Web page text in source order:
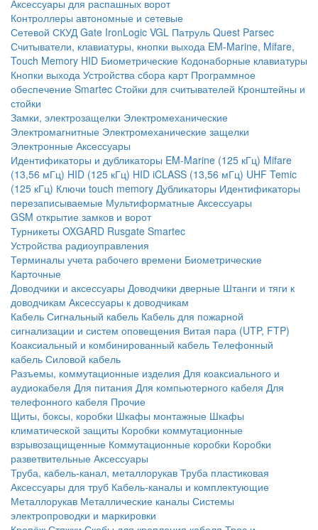
Аксессуары для распашных ворот
Контроллеры автономные и сетевые
Сетевой СКУД Gate IronLogic VGL Патруль Quest Parsec
Считыватели, клавиатуры, кнопки выхода EM-Marine, Mifare,
Touch Memory HID Биометрические Кодонаборные клавиатуры
Кнопки выхода Устройства сбора карт Программное
обеспечение Smartec Стойки для считывателей Кронштейны и
стойки
Замки, электрозащелки Электромеханические
Электромагнитные Электромеханические защелки
Электронные Аксессуары
Идентификаторы и дубликаторы EM-Marine (125 кГц) Mifare
(13,56 мГц) HID (125 кГц) HID iCLASS (13,56 мГц) UHF Temic
(125 кГц) Ключи touch memory Дубликаторы Идентификаторы
перезаписываемые Мультиформатные Аксессуары
GSM открытие замков и ворот
Турникеты OXGARD Rusgate Smartec
Устройства радиоуправления
Терминалы учета рабочего времени Биометрические
Карточные
Доводчики и аксессуары Доводчики дверные Штанги и тяги к
доводчикам Аксессуары к доводчикам
Кабель Сигнальный кабель Кабель для пожарной
сигнализации и систем оповещения Витая пара (UTP, FTP)
Коаксиальный и комбинированный кабель Телефонный
кабель Силовой кабель
Разъемы, коммутационные изделия Для коаксиального и
аудиокабеля Для питания Для компьютерного кабеля Для
телефонного кабеля Прочие
Щиты, боксы, коробки Шкафы монтажные Шкафы
климатической защиты Коробки коммутационные
взрывозащищенные Коммутационные коробки Коробки
разветвительные Аксессуары
Труба, кабель-канал, металлорукав Труба пластиковая
Аксессуары для труб Кабель-каналы и комплектующие
Металлорукав Металлические каналы Системы
электропроводки и маркировки